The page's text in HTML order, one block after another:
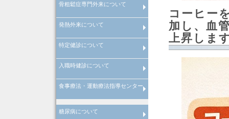
骨粗鬆症専門外来について
骨粗鬆症専門外来について
発熱外来について
風邪症状で受診される場合の
発熱は何度から？
インフルエンザA型とインフル
ンザB型の違い
特定健診について
入職時健診について
食事療法・運動療法指導センター
管理栄養士による料理教室
院内講演会・糖尿病の寺子屋
理学療法士による
心臓リハビリテーション
理学療法士による
運動器リハビリテーション
糖尿病について
コーヒー
加し、血
上昇しま